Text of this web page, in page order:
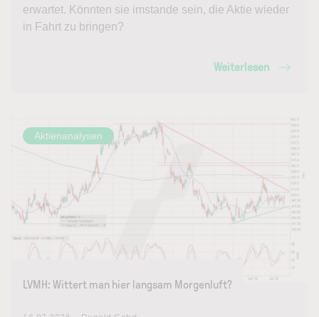
erwartet. Könnten sie imstande sein, die Aktie wieder
in Fahrt zu bringen?
Weiterlesen
Aktienanalysen
LVMH: Wittert man hier langsam Morgenluft?